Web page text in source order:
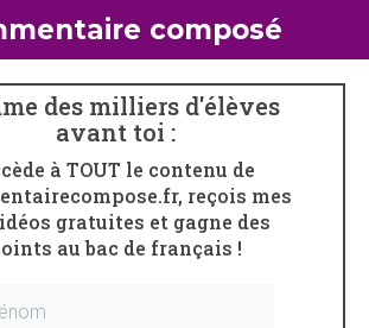
composé
de l’œuvre à
de français : mes
conseils
des milliers d'élèves
avant toi :
à TOUT le contenu de
reçois mes
gratuites et gagne des
au bac de français !